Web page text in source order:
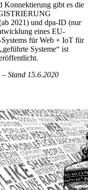
Konnektierung gibt es die
2021) und dpa-ID (nur
eines EU-
für Web + IoT für
Systeme“ ist
Stand 15.6.2020